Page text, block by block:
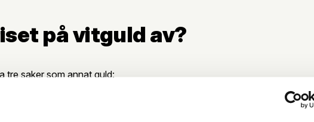
på vitguld av?
tre saker som annat guld: